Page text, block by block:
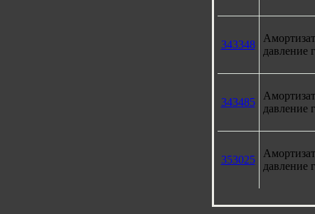
343348
давление
343485
давление
353025
давление